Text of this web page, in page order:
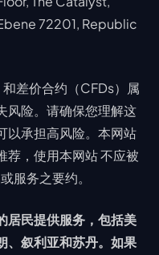
72201, Republic
差价合约（CFDs）属
风险。请确保您理解这
以承担高风险。本网站
荐，使用本网站 不应被
服务之要约。
居民提供服务，包括美
、叙利亚和苏丹。如果